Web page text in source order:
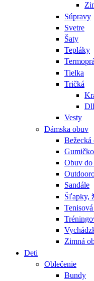
Súpravy
Svetre
Šaty
Tepláky
Tielka
Tričká
Vesty
Dámska obuv
Bežecká
Obuv
Sandále
Šľapky,
Zimná
Deti
Oblečenie
Bundy